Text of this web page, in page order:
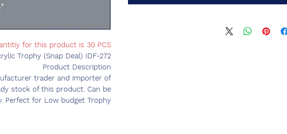
for this product is 30 PCS
Trophy (Snap Deal) IDF-272
Product Description
trader and importer of
stock of this product. Can be
Perfect for Low budget Trophy